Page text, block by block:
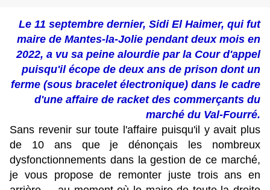
Le 11 septembre dernier, Sidi El Haimer, qui fut
maire de Mantes-la-Jolie pendant deux mois en
2022, a vu sa peine alourdie par la Cour d'appel
puisqu'il écope de deux ans de prison dont un
ferme (sous bracelet électronique) dans le cadre
d'une affaire de racket des commerçants du
marché du Val-Fourré.
Sans revenir sur toute l'affaire puisqu'il y avait plus
de 10 ans que je dénonçais les nombreux
dysfonctionnements dans la gestion de ce marché,
je vous propose de remonter juste trois ans en